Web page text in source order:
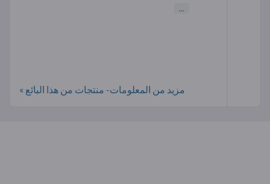
...
مزيد من المعلومات- منتجات من هذا البائع »